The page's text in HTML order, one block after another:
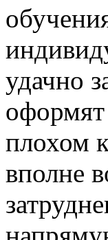
удачно
плохом
вполне